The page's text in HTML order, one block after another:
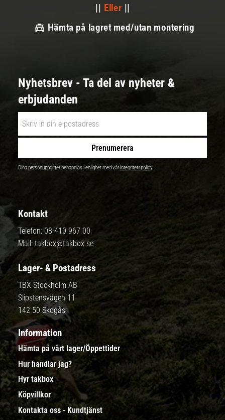
|| Eller ||
Hämta på lagret med/utan montering
Nyhetsbrev - Ta del av nyheter &
erbjudanden
Prenumerera
Dina personuppgifter behandlas i enlighet med vårintegritetspolicy.
Kontakt
Telefon: 08-410 967 00
Mail: takbox@takbox.se
Lager- & Postadress
TBX Stockholm AB
Slipstensvägen 11
142 50 Skogås
Information
Hämta på vårt lager/Öppettider
Hur handlar jag?
Hyr takbox
Köpvillkor
Kontakta oss - Kundtjänst